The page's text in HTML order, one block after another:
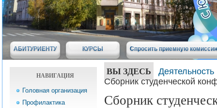
АБИТУРИЕНТУ КУРСЫ Спросить приемную
НАВИГАЦИЯ
Головная организация
Профилактика
ВЫ ЗДЕСЬ
Деятельность
Сборник студенческой
Сборник